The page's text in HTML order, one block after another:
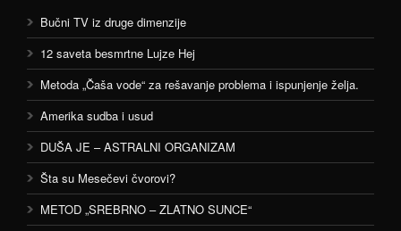
Bučni TV iz druge dimenzije
12 saveta besmrtne Lujze Hej
Metoda „Čaša vode“ za rešavanje problema i ispunjenje želja.
Amerika sudba i usud
DUŠA JE – ASTRALNI ORGANIZAM
Šta su Mesečevi čvorovi?
METOD „SREBRNO – ZLATNO SUNCE“